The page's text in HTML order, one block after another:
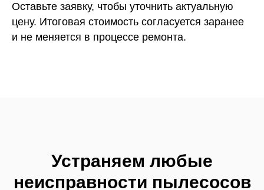
Оставьте заявку, чтобы уточнить актуальную
цену. Итоговая стоимость согласуется заранее
и не меняется в процессе ремонта.
Устраняем любые
неисправности пылесосов